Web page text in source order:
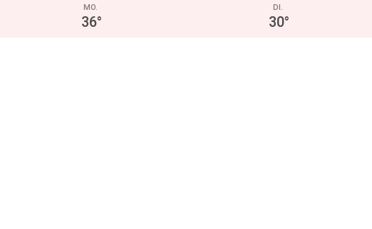
MO.
36°
DI.
30°